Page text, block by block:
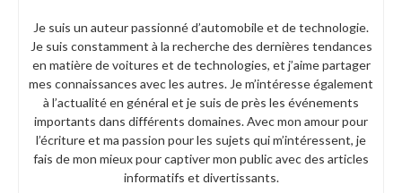
Je suis un auteur passionné d’automobile et de technologie.
Je suis constamment à la recherche des dernières tendances
en matière de voitures et de technologies, et j’aime partager
mes connaissances avec les autres. Je m’intéresse également
à l’actualité en général et je suis de près les événements
importants dans différents domaines. Avec mon amour pour
l’écriture et ma passion pour les sujets qui m’intéressent, je
fais de mon mieux pour captiver mon public avec des articles
informatifs et divertissants.